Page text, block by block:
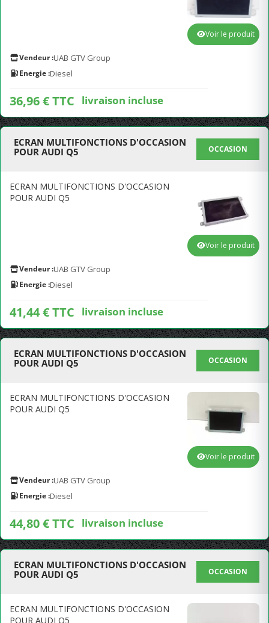
Vendeur :UAB GTV Group
Energie :Diesel
36,96 € TTC livraison incluse
Voir le produit
ECRAN MULTIFONCTIONS D'OCCASION
POUR AUDI Q5
OCCASION
ECRAN MULTIFONCTIONS D'OCCASION
POUR AUDI Q5
Vendeur :UAB GTV Group
Energie :Diesel
41,44 € TTC livraison incluse
Voir le produit
ECRAN MULTIFONCTIONS D'OCCASION
POUR AUDI Q5
OCCASION
ECRAN MULTIFONCTIONS D'OCCASION
POUR AUDI Q5
Vendeur :UAB GTV Group
Energie :Diesel
44,80 € TTC livraison incluse
Voir le produit
ECRAN MULTIFONCTIONS D'OCCASION
POUR AUDI Q5
OCCASION
ECRAN MULTIFONCTIONS D'OCCASION
POUR AUDI Q5